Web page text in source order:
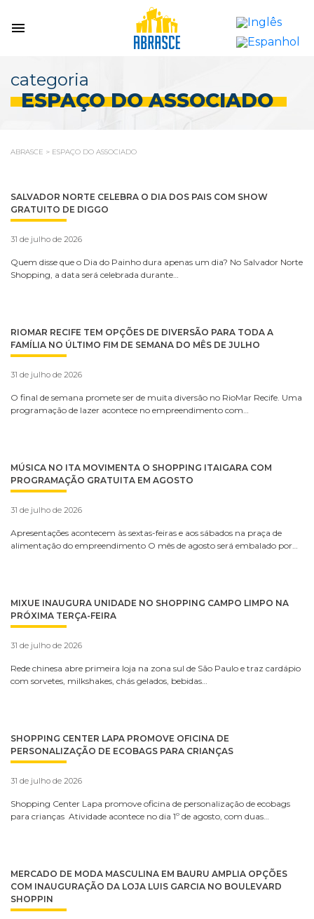
categoria
ESPAÇO DO ASSOCIADO
ABRASCE > ESPAÇO DO ASSOCIADO
SALVADOR NORTE CELEBRA O DIA DOS PAIS COM SHOW
GRATUITO DE DIGGO
31 de julho de 2026
Quem disse que o Dia do Painho dura apenas um dia? No Salvador Norte
Shopping, a data será celebrada durante…
RIOMAR RECIFE TEM OPÇÕES DE DIVERSÃO PARA TODA A
FAMÍLIA NO ÚLTIMO FIM DE SEMANA DO MÊS DE JULHO
31 de julho de 2026
O final de semana promete ser de muita diversão no RioMar Recife. Uma
programação de lazer acontece no empreendimento com…
MÚSICA NO ITA MOVIMENTA O SHOPPING ITAIGARA COM
PROGRAMAÇÃO GRATUITA EM AGOSTO
31 de julho de 2026
Apresentações acontecem às sextas-feiras e aos sábados na praça de
alimentação do empreendimento O mês de agosto será embalado por…
MIXUE INAUGURA UNIDADE NO SHOPPING CAMPO LIMPO NA
PRÓXIMA TERÇA-FEIRA
31 de julho de 2026
Rede chinesa abre primeira loja na zona sul de São Paulo e traz cardápio
com sorvetes, milkshakes, chás gelados, bebidas…
SHOPPING CENTER LAPA PROMOVE OFICINA DE
PERSONALIZAÇÃO DE ECOBAGS PARA CRIANÇAS
31 de julho de 2026
Shopping Center Lapa promove oficina de personalização de ecobags
para crianças Atividade acontece no dia 1º de agosto, com duas…
MERCADO DE MODA MASCULINA EM BAURU AMPLIA OPÇÕES
COM INAUGURAÇÃO DA LOJA LUIS GARCIA NO BOULEVARD
SHOPPIN